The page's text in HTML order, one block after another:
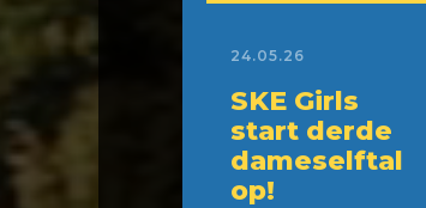
24.05.26
SKE Girls
start derde
dameselftal
op!